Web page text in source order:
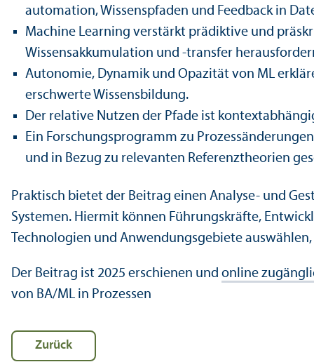
automation, Wissenspfaden und Feedback in
Machine Learning verstärkt prädiktive und
Wissensakkumulation und -trans­fer
Autonomie, Dynamik und Opazität von ML
erschwerte Wissensbildung.
Der relative Nutzen der Pfade ist
Ein Forschungs­programm zu
und in Bezug zu relevanten Referenztheorien
Praktisch bietet der Beitrag einen Analyse- und
Systemen. Hiermit können Führungs­kräfte,
Technologien und Anwendungs­gebiete
Der Beitrag ist 2025 erschienen und online
von BA/ML in Prozessen
Zurück